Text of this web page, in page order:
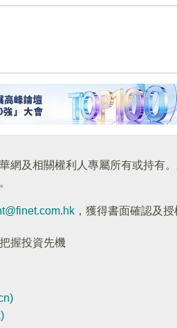
網及相關權利人專屬所有或持有
，獲得書面確認及
握投資先機